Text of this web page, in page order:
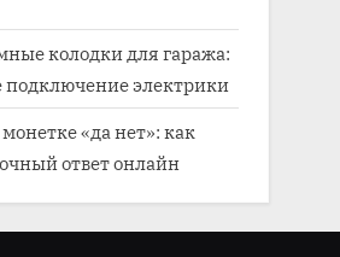
колодки для гаража:
подключение электрики
«да нет»: как
ответ онлайн